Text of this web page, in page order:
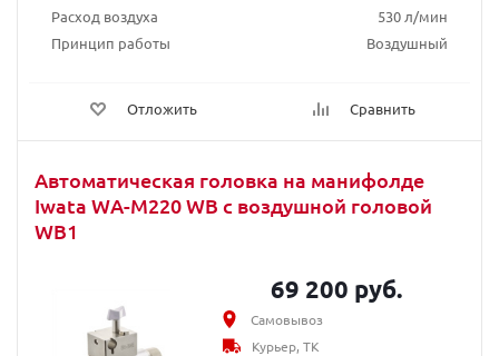
Расход воздуха
530 л/мин
Принцип работы
Воздушный
Отложить Сравнить
Автоматическая головка на манифолде
Iwata WA-M220 WB с воздушной головой
WB1
69 200 руб.
Самовывоз
Курьер, ТК